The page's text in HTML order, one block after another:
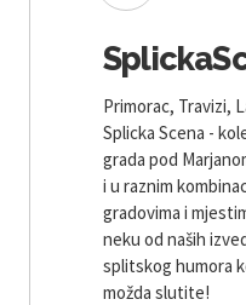
Primorac, Travizi,
Splicka Scena -
grada pod
i u raznim
gradovima i
neku od naših
splitskog humora
možda slutite!